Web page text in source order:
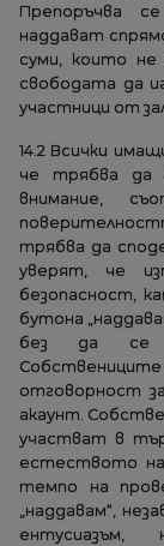
Препоръчва
наддават
суми, които
свободата да
участници от
14.2 Всички
че трябва да
внимание,
трябва да
уверят, че
безопасност,
бутона
без да се
Собствениците
отговорност
акаунт.
участват в
естеството
темпо на
„наддавам“,
ентусиазъм,